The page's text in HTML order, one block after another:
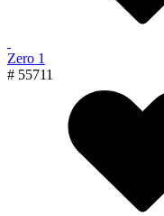
Zero 1
# 55711